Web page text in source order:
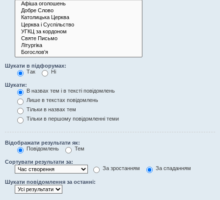
Шукати в підфорумах:
Так
Ні
Шукати:
В назвах тем і в тексті повідомлень
Лише в текстах повідомлень
Тільки в назвах тем
Тільки в першому повідомленні теми
Відображати результати як:
Повідомлень
Тем
Сортувати результати за:
За зростанням
За спаданням
Шукати повідомлення за останні: